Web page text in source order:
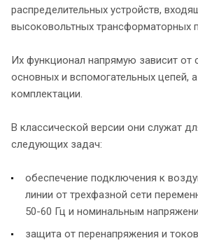
распределительных устройств,
высоковольтных трансформаторных
Их функционал напрямую зависит от
основных и вспомогательных цепей,
комплектации.
В классической версии они служат
следующих задач:
обеспечение подключения к
линии от трехфазной сети
50-60 Гц и номинальным
защита от перенапряжения и